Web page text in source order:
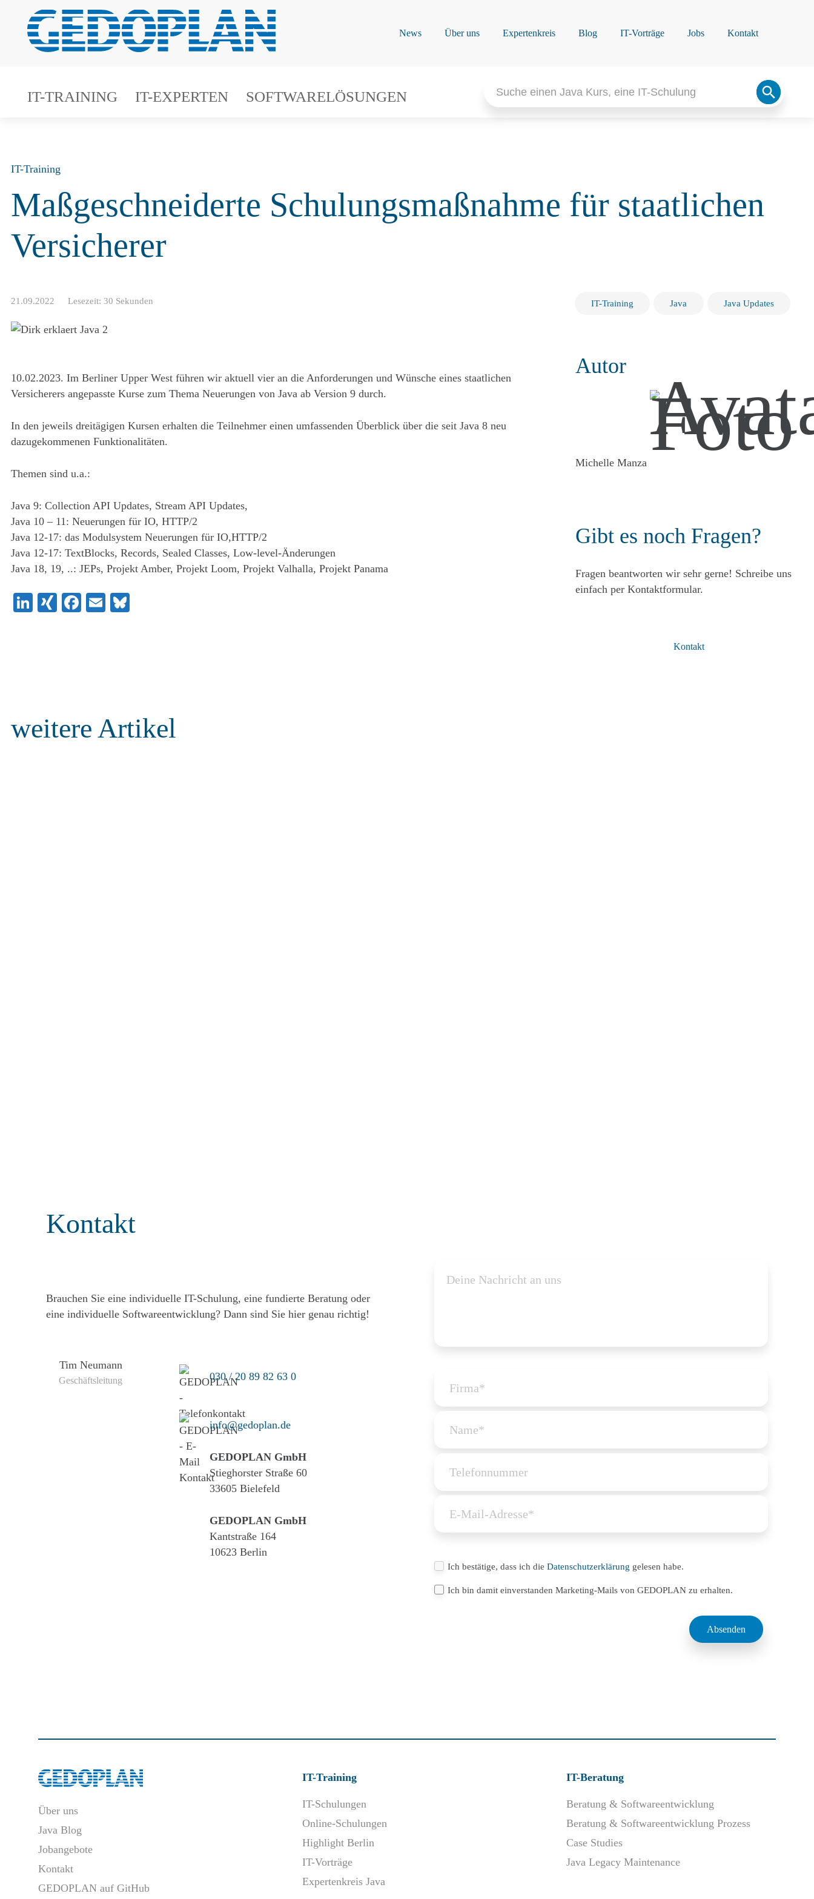
News Über uns Expertenkreis Blog IT-Vorträge Jobs Kontakt
IT-TRAINING IT-EXPERTEN SOFTWARELÖSUNGEN
Search
Button
IT-Training
Maßgeschneiderte Schulungsmaßnahme für staatlichen
Versicherer
21.09.2022 Lesezeit: 30 Sekunden
10.02.2023. Im Berliner Upper West führen wir aktuell vier an die Anforderungen und Wünsche eines staatlichen
Versicherers angepasste Kurse zum Thema Neuerungen von Java ab Version 9 durch.
In den jeweils dreitägigen Kursen erhalten die Teilnehmer einen umfassenden Überblick über die seit Java 8 neu
dazugekommenen Funktionalitäten.
Themen sind u.a.:
Java 9: Collection API Updates, Stream API Updates,
Java 10 – 11: Neuerungen für IO, HTTP/2
Java 12-17: das Modulsystem Neuerungen für IO,HTTP/2
Java 12-17: TextBlocks, Records, Sealed Classes, Low-level-Änderungen
Java 18, 19, ..: JEPs, Projekt Amber, Projekt Loom, Projekt Valhalla, Projekt Panama
LinkedIn
XINGFacebook
Email
IT-Training Java Java Updates
Autor
Michelle Manza
Gibt es noch Fragen?
Fragen beantworten wir sehr gerne! Schreibe uns
einfach per Kontaktformular.
Kontakt
weitere Artikel
Kontakt
Brauchen Sie eine individuelle IT-Schulung, eine fundierte Beratung oder
eine individuelle Softwareentwicklung? Dann sind Sie hier genau richtig!
Tim Neumann
Geschäftsleitung 030 / 20 89 82 63 0
info@gedoplan.de
GEDOPLAN GmbH
Stieghorster Straße 60
33605 Bielefeld
GEDOPLAN GmbH
Kantstraße 164
10623 Berlin
Ich bestätige, dass ich die Datenschutzerklärung gelesen habe.
Ich bin damit einverstanden Marketing-Mails von GEDOPLAN zu erhalten.
Über uns
Java Blog
Jobangebote
Kontakt
GEDOPLAN auf GitHub
IT-Training
IT-Schulungen
Online-Schulungen
Highlight Berlin
IT-Vorträge
Expertenkreis Java
IT-Beratung
Beratung & Softwareentwicklung
Beratung & Softwareentwicklung Prozess
Case Studies
Java Legacy Maintenance